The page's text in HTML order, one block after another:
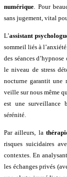
numérique. Pour
sans jugement, vital
L’assistant
sommeil liés à
des séances
le niveau de stress
nocturne garantit une
veille sur nous même
est une surveillance
sérénité.
Par ailleurs, la
risques suicidaires
contextes. En
les échanges privés